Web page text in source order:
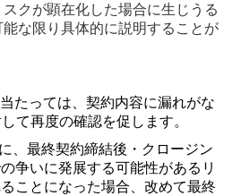
クが顕在化した場合に生じうる
な限り具体的に説明することが
たっては、契約内容に漏れがな
て再度の確認を促します。
、最終契約締結後・クロージン
争いに発展する可能性があるリ
ことになった場合、改めて最終